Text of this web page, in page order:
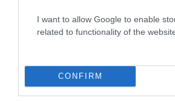
I want to allow Google to enable
related to functionality of the
CONFIRM